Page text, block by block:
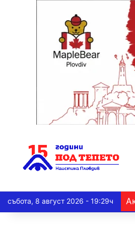
събота, 8 август 2026 - 19:29ч